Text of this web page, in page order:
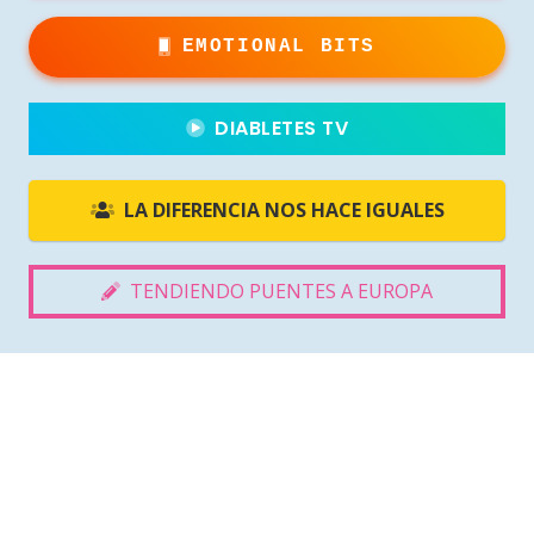
EMOTIONAL BITS
DIABLETES TV
LA DIFERENCIA NOS HACE IGUALES
TENDIENDO PUENTES A EUROPA